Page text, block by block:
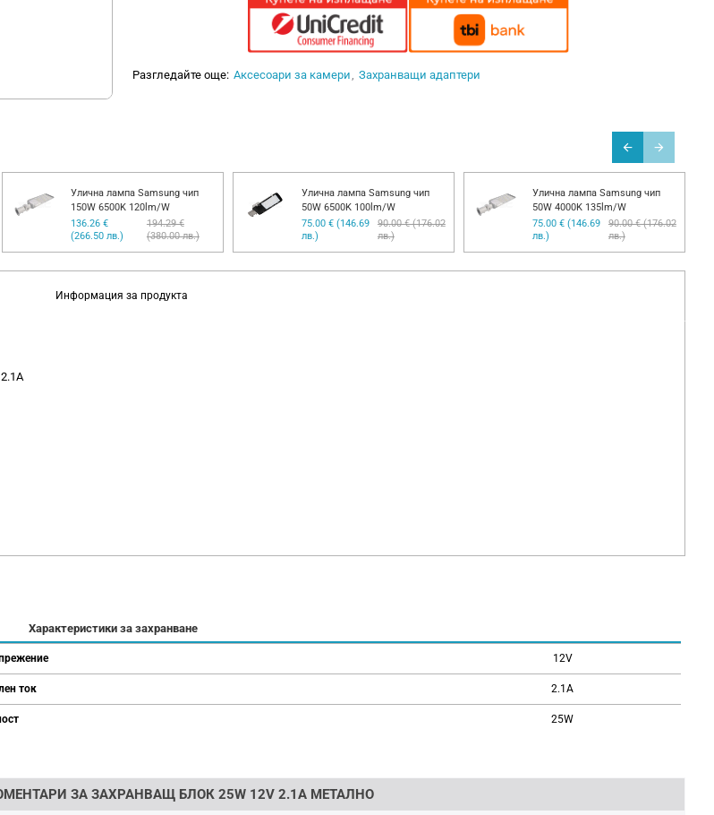
Разгледайте още: Аксесоари за камери Захранващи адаптери
Улична лампа Samsung чип
150W 6500K 120lm/W
136.26 €
(266.50 лв.)
194.29 €
(380.00 лв.)
Улична лампа Samsung чип
50W 6500K 100lm/W
75.00 € (146.69
лв.)
90.00 € (176.02
лв.)
Улична лампа Samsung чип
50W 4000K 135lm/W
75.00 € (146.69
лв.)
90.00 € (176.02
лв.)
Информация за продукта
Характеристики за захранване
12V
ток 2.1A
25W
ЗА ЗАХРАНВАЩ БЛОК 25W 12V 2.1A МЕТАЛНО